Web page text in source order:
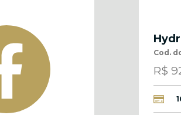
Cod.
R$